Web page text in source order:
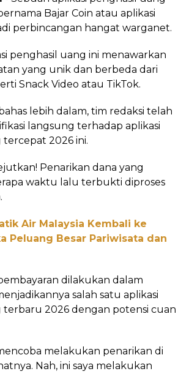
Bajar Coin atau aplikasi
perbincangan hangat warganet.
penghasil uang ini menawarkan
yang unik dan berbeda dari
Snack Video atau TikTok.
lebih dalam, tim redaksi telah
langsung terhadap aplikasi
2026 ini.
Penarikan dana yang
waktu lalu terbukti diproses
Air Malaysia Kembali ke
Peluang Besar Pariwisata dan
dilakukan dalam
salah satu aplikasi
terbaru 2026 dengan potensi cuan
melakukan penarikan di
Nah, ini saya melakukan